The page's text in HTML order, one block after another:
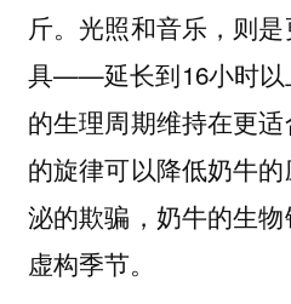
斤。光照和音乐，则
具——延长到16小时以
的生理周期维持在更
的旋律可以降低奶牛
泌的欺骗，奶牛的生
虚构季节。